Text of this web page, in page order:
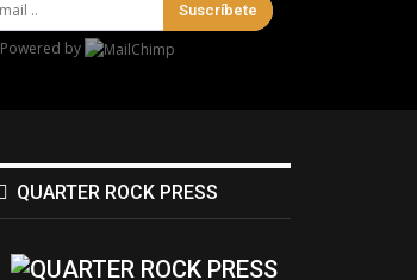
Suscríbete
Powered by
QUARTER ROCK PRESS